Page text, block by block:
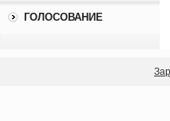
ГОЛОСОВАНИЕ